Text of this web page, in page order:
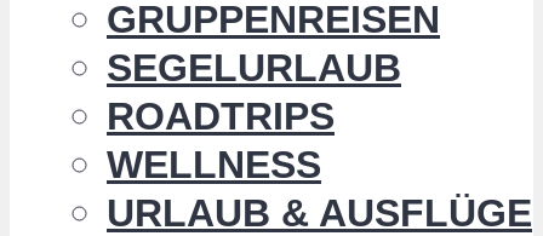
GRUPPENREISEN
SEGELURLAUB
ROADTRIPS
WELLNESS
URLAUB & AUSFLÜGE